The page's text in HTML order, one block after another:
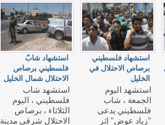
استشهاد شابّ
فلسطيني برصاص
الاحتلال شمال الخليل
استشهد شاب
فلسطيني ، اليوم
الثلاثاء ، برصاص
الاحتلال شرقي مدينة
استشهاد فلسطيني
برصاص الاحتلال في
الخليل
استشهد اليوم
الجمعة ، شاب
فلسطيني يدعى
"زياد عوض" إثر